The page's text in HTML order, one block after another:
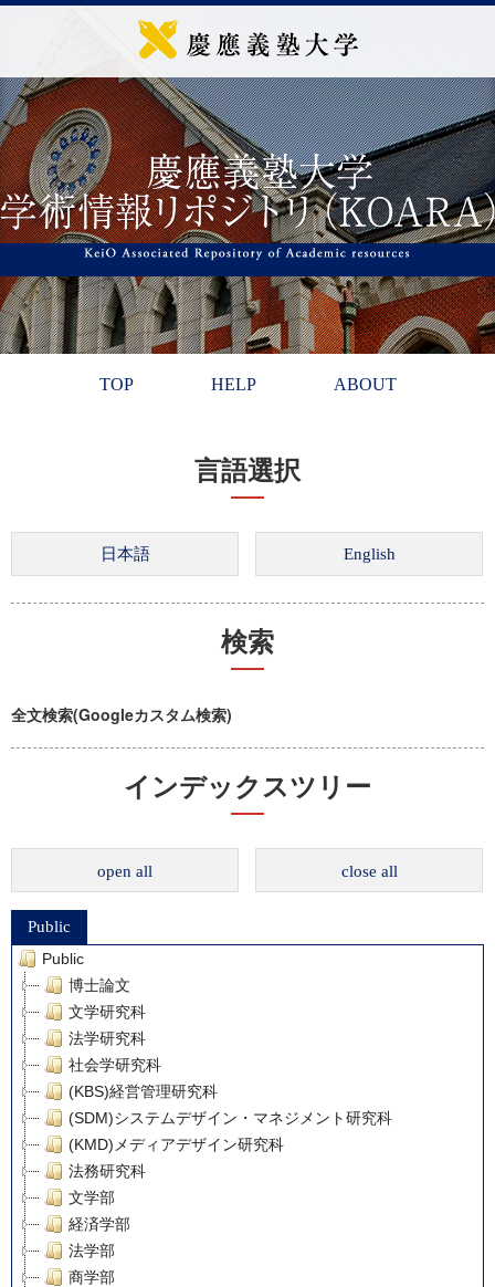
TOP HELP ABOUT
言語選択
検索
全文検索(Googleカスタム検索)
インデックスツリー
open all close all
Public
Public
博士論文
文学研究科
法学研究科
社会学研究科
(KBS)経営管理研究科
(SDM)システムデザイン・マネジメント研究科
(KMD)メディアデザイン研究科
法務研究科
文学部
経済学部
法学部
商学部